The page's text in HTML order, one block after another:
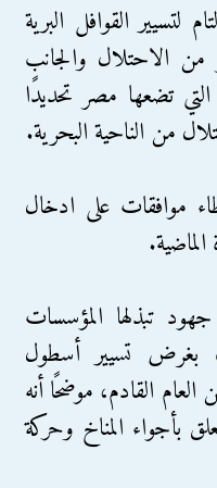
لتسيير القوافل البرية
من الاحتلال والجانب
تضعها مصر تحديدًا
من الناحية البحرية.
موافقات على ادخال
تبذلها المؤسسات
بغرض تسيير أسطول
العام القادم، موضحًا أنه
بأجواء المناخ وحركة